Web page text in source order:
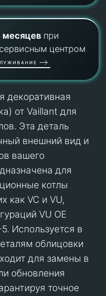
месяцевпри
центром
декоративная
от Vaillant для
Эта деталь
внешний вид и
вашего
для
котлы
как VC и VU,
VU OE
Используется в
облицовки
для замены в
обновления
точное